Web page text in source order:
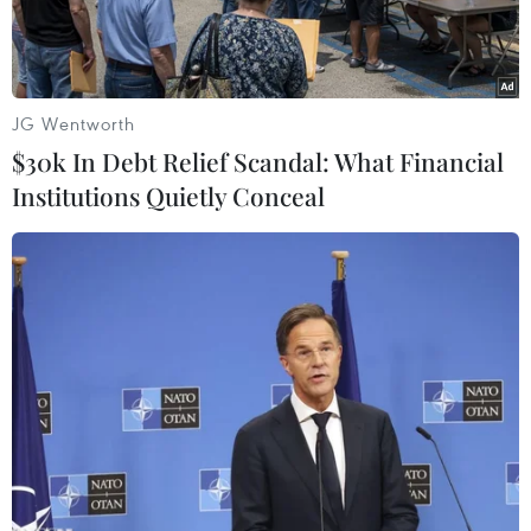
Arabia
Thái tử Saudi Arabia Mohammed bin Salman. (Ảnh:
AFP/Getty)
Saudi Arabia gần đây đã mở rộng thách thức đối
với các quốc gia vùng Vịnh nhỏ hơn bằng cách
định vị nước này như một địa điểm tổ chức các
JG Wentworth
$30k In Debt Relief Scandal: What Financial
Institutions Quietly Conceal